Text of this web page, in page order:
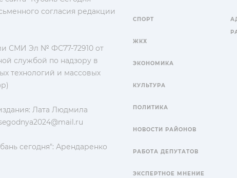
согласия редакции
СМИ Эл № ФС77-72910 от
службой по надзору в
технологий и массовых
Лата Людмила
сегодня": Арендаренко
СПОРТ
ЖКХ
ЭКОНОМИКА
КУЛЬТУРА
ПОЛИТИКА
НОВОСТИ РАЙОНОВ
РАБОТА ДЕПУТАТОВ
ЭКСПЕРТНОЕ МНЕНИЕ